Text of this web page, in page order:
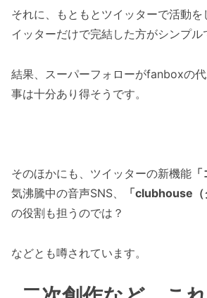
それに、もともとツイッターで活動
イッターだけで完結した方がシンプル
結果、スーパーフォローがfanboxの
事は十分あり得そうです。
そのほかにも、ツイッターの新機能
気沸騰中の音声SNS、
「clubhouse（
の役割も担うのでは？
などとも噂されています。